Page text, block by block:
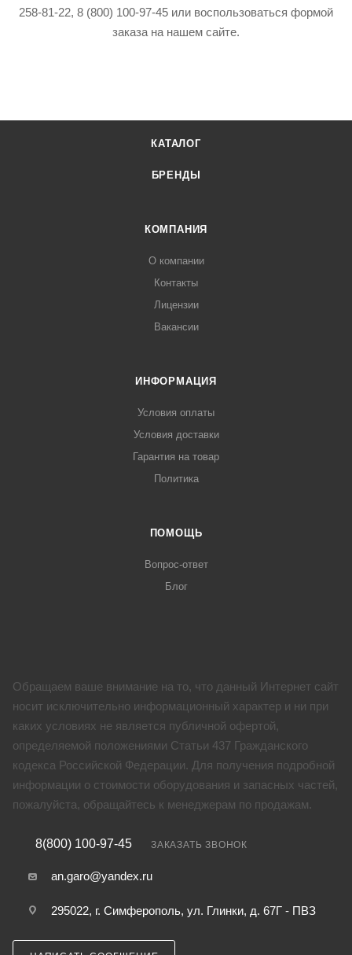
258-81-22, 8 (800) 100-97-45 или воспользоваться формой
заказа на нашем сайте.
КАТАЛОГ
БРЕНДЫ
КОМПАНИЯ
О компании
Контакты
Лицензии
Вакансии
ИНФОРМАЦИЯ
Условия оплаты
Условия доставки
Гарантия на товар
Политика
ПОМОЩЬ
Вопрос-ответ
Блог
Обращаем ваше внимание на то, что данный Интернет сайт
носит исключительно информационный характер и ни при
каких условиях не является публичной офертой,
определяемой положениями Статьи 437 Гражданского
кодекса Российской Федерации. Для получения подробной
информации о стоимости оборудования и запасных частей,
пожалуйста, обращайтесь к менеджерам по продажам.
8(800) 100-97-45 ЗАКАЗАТЬ ЗВОНОК
an.garo@yandex.ru
295022, г. Симферополь, ул. Глинки, д. 67Г - ПВЗ